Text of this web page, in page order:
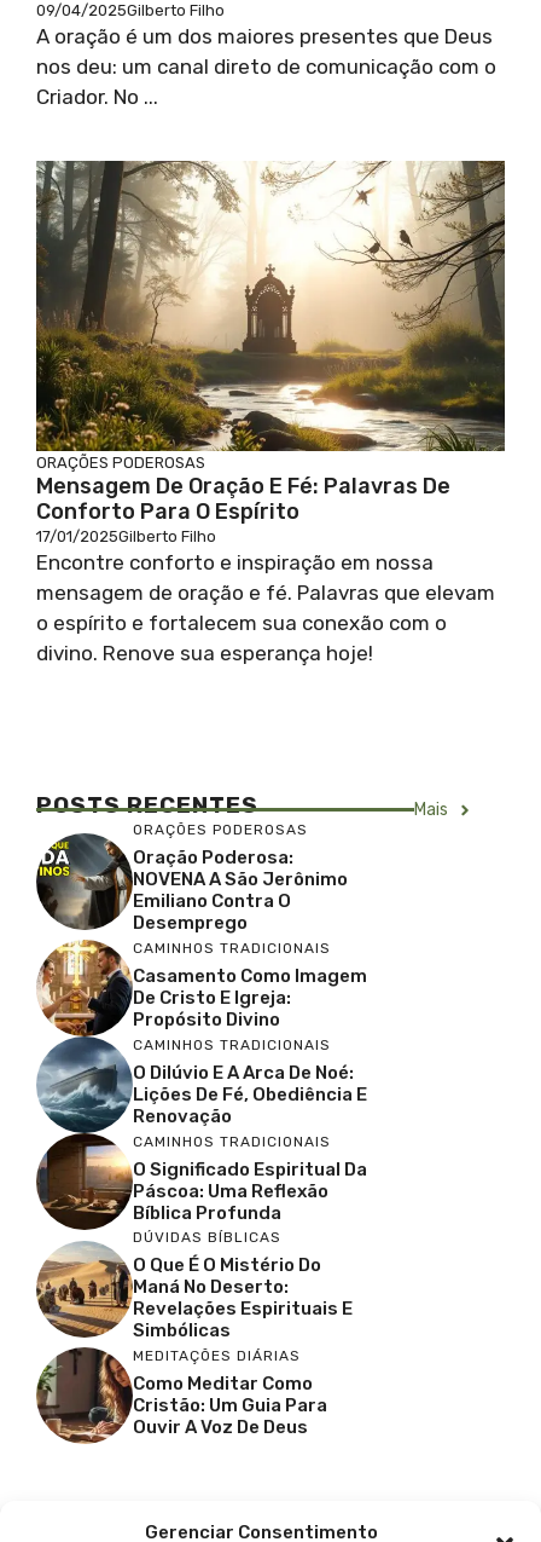
Gerenciar Consentimento
09/04/2025Gilberto Filho
A oração é um dos maiores presentes que Deus
nos deu: um canal direto de comunicação com o
Criador. No ...
ORAÇÕES PODEROSAS
Mensagem De Oração E Fé: Palavras De
Conforto Para O Espírito
17/01/2025Gilberto Filho
Encontre conforto e inspiração em nossa
mensagem de oração e fé. Palavras que elevam
o espírito e fortalecem sua conexão com o
divino. Renove sua esperança hoje!
POSTS RECENTES Mais
ORAÇÕES PODEROSAS
Oração Poderosa:
NOVENA A São Jerônimo
Emiliano Contra O
Desemprego
CAMINHOS TRADICIONAIS
Casamento Como Imagem
De Cristo E Igreja:
Propósito Divino
CAMINHOS TRADICIONAIS
O Dilúvio E A Arca De Noé:
Lições De Fé, Obediência E
Renovação
CAMINHOS TRADICIONAIS
O Significado Espiritual Da
Páscoa: Uma Reflexão
Bíblica Profunda
DÚVIDAS BÍBLICAS
O Que É O Mistério Do
Maná No Deserto:
Revelações Espirituais E
Simbólicas
MEDITAÇÕES DIÁRIAS
Como Meditar Como
Cristão: Um Guia Para
Ouvir A Voz De Deus
Facebook
Youtube
Pinterest